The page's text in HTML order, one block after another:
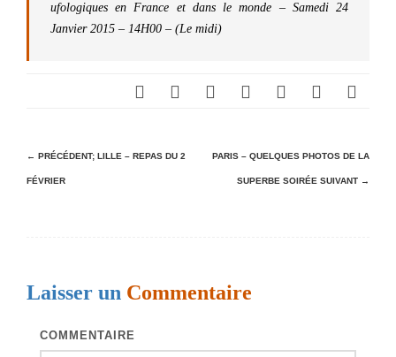
ufologiques en France et dans le monde – Samedi 24
Janvier 2015 – 14H00 – (Le midi)
N
a
a
← PRÉCÉDENT; LILLE – REPAS DU 2
FÉVRIER
PARIS – QUELQUES PHOTOS DE LA
SUPERBE SOIRÉE SUIVANT →
Laisser un Commentaire
COMMENTAIRE